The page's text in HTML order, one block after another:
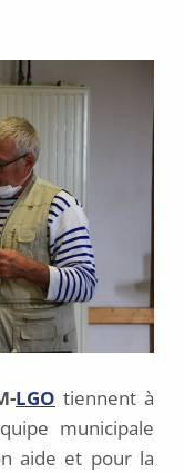
LGO tiennent à
municipale
aide et pour la